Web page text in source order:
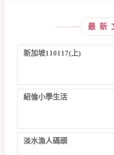
最新
新加坡110117(上)
紹倫小學生活
淡水漁人碼頭